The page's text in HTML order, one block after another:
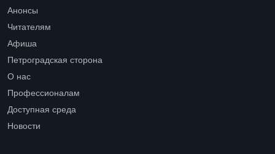
Анонсы
Читателям
Афиша
Петроградская сторона
О нас
Профессионалам
Доступная среда
Новости